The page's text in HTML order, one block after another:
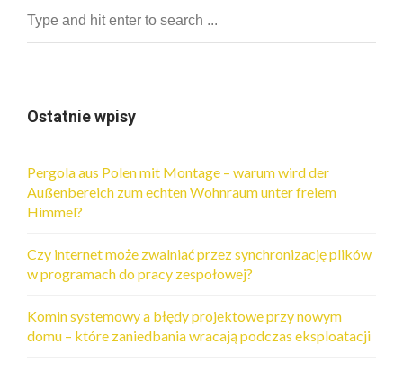
Ostatnie wpisy
Pergola aus Polen mit Montage – warum wird der
Außenbereich zum echten Wohnraum unter freiem
Himmel?
Czy internet może zwalniać przez synchronizację plików
w programach do pracy zespołowej?
Komin systemowy a błędy projektowe przy nowym
domu – które zaniedbania wracają podczas eksploatacji